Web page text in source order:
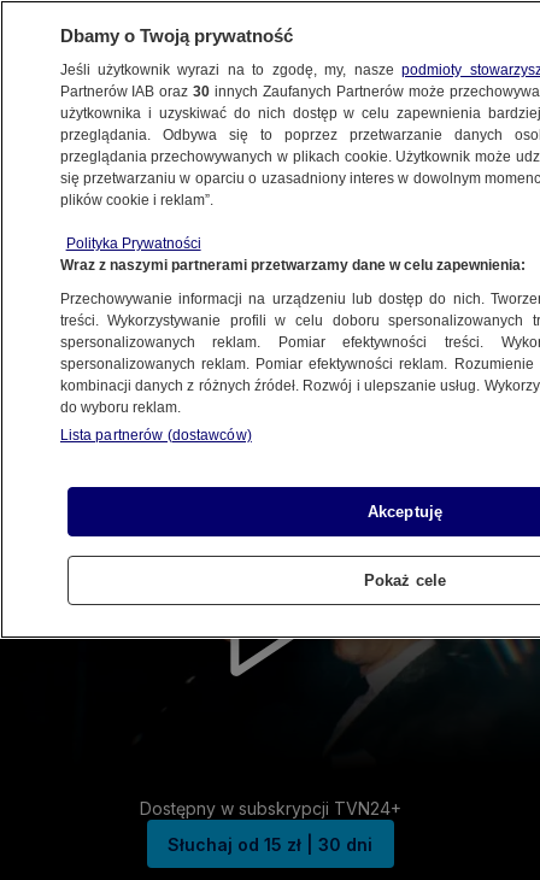
Dostępny w subskrypcji TVN24+
Słuchaj od 15 zł | 30 dni
Dbamy o Twoją prywatność
Jeśli użytkownik wyrazi na to zgodę, my, naszepodmioty
Partnerów IAB oraz30 innych Zaufanych Partnerów może
użytkownika i uzyskiwać do nich dostęp w celu zapewnienia
przeglądania. Odbywa się to poprzez przetwarzanie danych
przeglądania przechowywanych w plikach cookie. Użytkownik może
się przetwarzaniu w oparciu o uzasadniony interes w dowolnym
plików cookie i reklam”.
Polityka Prywatności
Wraz z naszymi partnerami przetwarzamy dane w celu zapewnienia:
Przechowywanie informacji na urządzeniu lub dostęp do nich.
treści. Wykorzystywanie profili w celu doboru spersonalizowanych
spersonalizowanych reklam. Pomiar efektywności treści.
spersonalizowanych reklam. Pomiar efektywności reklam.
kombinacji danych z różnych źródeł. Rozwój i ulepszanie usług.
do wyboru reklam.
Lista partnerów (dostawców)
Akceptuję
Pokaż cele